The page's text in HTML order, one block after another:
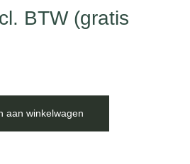
BTW (gratis
aan winkelwagen